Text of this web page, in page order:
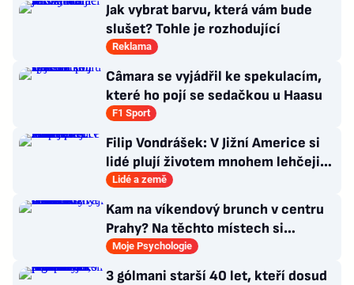
Jak vybrat barvu, která vám bude
slušet? Tohle je rozhodující
Reklama
Câmara se vyjádřil ke spekulacím,
které ho pojí se sedačkou u Haasu
F1 Sport
Filip Vondrášek: V Jižní Americe si
lidé plují životem mnohem lehčeji,
věci tolik neřeší
Lidé a země
Kam na víkendový brunch v centru
Prahy? Na těchto místech si
dlouhou snídani užívají i místní
Moje Psychologie
3 gólmani starší 40 let, kteří dosud